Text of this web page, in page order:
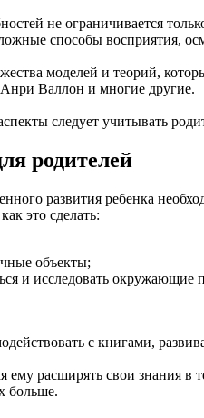
не ограничивается
способы восприятия,
моделей и теорий,
Валлон и многие другие.
следует учитывать
родителей
развития ребенка
это сделать:
объекты;
и исследовать окружающие
с книгами,
ему расширять свои знания
больше.